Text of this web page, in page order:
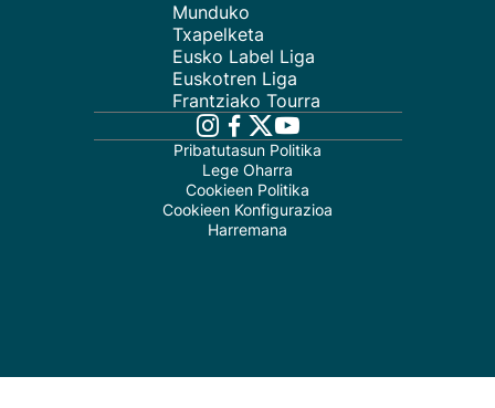
Munduko
Txapelketa
Eusko Label Liga
Euskotren Liga
Frantziako Tourra
Pribatutasun Politika
Lege Oharra
Cookieen Politika
Cookieen Konfigurazioa
Harremana